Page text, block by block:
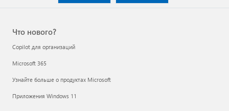
Что нового?
Copilot для организаций
Microsoft 365
Узнайте больше о продуктах Microsoft
Приложения Windows 11